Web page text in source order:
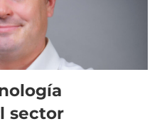
sector